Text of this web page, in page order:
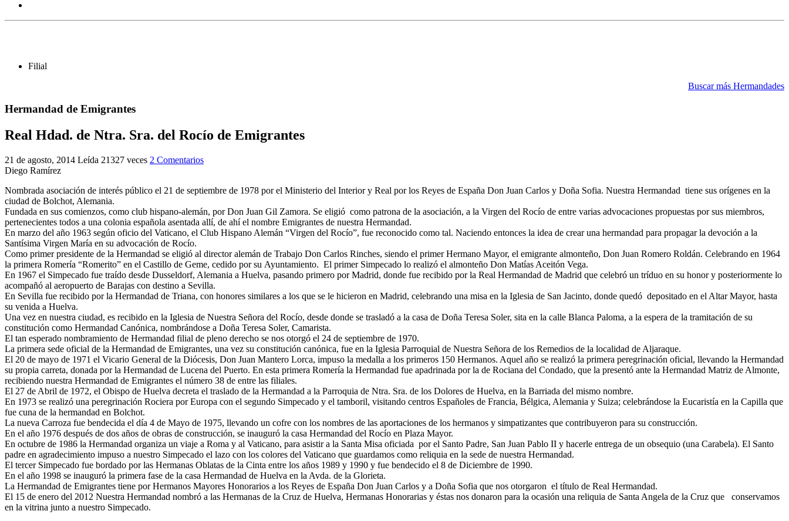
Filial
Buscar más Hermandades
Hermandad de Emigrantes
Real Hdad. de Ntra. Sra. del Rocío de Emigrantes
21 de agosto, 2014 Leída 21327 veces 2 Comentarios
Diego Ramírez
Nombrada asociación de interés público el 21 de septiembre de 1978 por el Ministerio del Interior y Real por los Reyes de España Don Juan Carlos y Doña Sofia. Nuestra Hermandad tiene sus orígenes en la
ciudad de Bolchot, Alemania.
Fundada en sus comienzos, como club hispano-alemán, por Don Juan Gil Zamora. Se eligió como patrona de la asociación, a la Virgen del Rocío de entre varias advocaciones propuestas por sus miembros,
pertenecientes todos a una colonia española asentada allí, de ahí el nombre Emigrantes de nuestra Hermandad.
En marzo del año 1963 según oficio del Vaticano, el Club Hispano Alemán “Virgen del Rocío”, fue reconocido como tal. Naciendo entonces la idea de crear una hermandad para propagar la devoción a la
Santísima Virgen María en su advocación de Rocío.
Como primer presidente de la Hermandad se eligió al director alemán de Trabajo Don Carlos Rinches, siendo el primer Hermano Mayor, el emigrante almonteño, Don Juan Romero Roldán. Celebrando en 1964
la primera Romería “Romerito” en el Castillo de Geme, cedido por su Ayuntamiento. El primer Simpecado lo realizó el almonteño Don Matías Aceitón Vega.
En 1967 el Simpecado fue traído desde Dusseldorf, Alemania a Huelva, pasando primero por Madrid, donde fue recibido por la Real Hermandad de Madrid que celebró un tríduo en su honor y posteriormente lo
acompañó al aeropuerto de Barajas con destino a Sevilla.
En Sevilla fue recibido por la Hermandad de Triana, con honores similares a los que se le hicieron en Madrid, celebrando una misa en la Iglesia de San Jacinto, donde quedó depositado en el Altar Mayor, hasta
su venida a Huelva.
Una vez en nuestra ciudad, es recibido en la Iglesia de Nuestra Señora del Rocío, desde donde se trasladó a la casa de Doña Teresa Soler, sita en la calle Blanca Paloma, a la espera de la tramitación de su
constitución como Hermandad Canónica, nombrándose a Doña Teresa Soler, Camarista.
El tan esperado nombramiento de Hermandad filial de pleno derecho se nos otorgó el 24 de septiembre de 1970.
La primera sede oficial de la Hermandad de Emigrantes, una vez su constitución canónica, fue en la Iglesia Parroquial de Nuestra Señora de los Remedios de la localidad de Aljaraque.
El 20 de mayo de 1971 el Vicario General de la Diócesis, Don Juan Mantero Lorca, impuso la medalla a los primeros 150 Hermanos. Aquel año se realizó la primera peregrinación oficial, llevando la Hermandad
su propia carreta, donada por la Hermandad de Lucena del Puerto. En esta primera Romería la Hermandad fue apadrinada por la de Rociana del Condado, que la presentó ante la Hermandad Matriz de Almonte,
recibiendo nuestra Hermandad de Emigrantes el número 38 de entre las filiales.
El 27 de Abril de 1972, el Obispo de Huelva decreta el traslado de la Hermandad a la Parroquia de Ntra. Sra. de los Dolores de Huelva, en la Barriada del mismo nombre.
En 1973 se realizó una peregrinación Rociera por Europa con el segundo Simpecado y el tamboril, visitando centros Españoles de Francia, Bélgica, Alemania y Suiza; celebrándose la Eucaristía en la Capilla que
fue cuna de la hermandad en Bolchot.
La nueva Carroza fue bendecida el día 4 de Mayo de 1975, llevando un cofre con los nombres de las aportaciones de los hermanos y simpatizantes que contribuyeron para su construcción.
En el año 1976 después de dos años de obras de construcción, se inauguró la casa Hermandad del Rocío en Plaza Mayor.
En octubre de 1986 la Hermandad organiza un viaje a Roma y al Vaticano, para asistir a la Santa Misa oficiada por el Santo Padre, San Juan Pablo II y hacerle entrega de un obsequio (una Carabela). El Santo
padre en agradecimiento impuso a nuestro Simpecado el lazo con los colores del Vaticano que guardamos como reliquia en la sede de nuestra Hermandad.
El tercer Simpecado fue bordado por las Hermanas Oblatas de la Cinta entre los años 1989 y 1990 y fue bendecido el 8 de Diciembre de 1990.
En el año 1998 se inauguró la primera fase de la casa Hermandad de Huelva en la Avda. de la Glorieta.
La Hermandad de Emigrantes tiene por Hermanos Mayores Honorarios a los Reyes de España Don Juan Carlos y a Doña Sofia que nos otorgaron el título de Real Hermandad.
El 15 de enero del 2012 Nuestra Hermandad nombró a las Hermanas de la Cruz de Huelva, Hermanas Honorarias y éstas nos donaron para la ocasión una reliquia de Santa Angela de la Cruz que conservamos
en la vitrina junto a nuestro Simpecado.